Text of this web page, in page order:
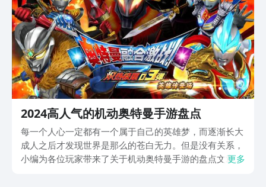
2024高人气的机动奥特曼手游盘点
每一个人心一定都有一个属于自己的英雄梦，而逐渐长大
成人之后才发现世界是那么的苍白无力。但是没有关系，
小编为各位玩家带来了关于机动奥特曼手游的盘点文章，
更多